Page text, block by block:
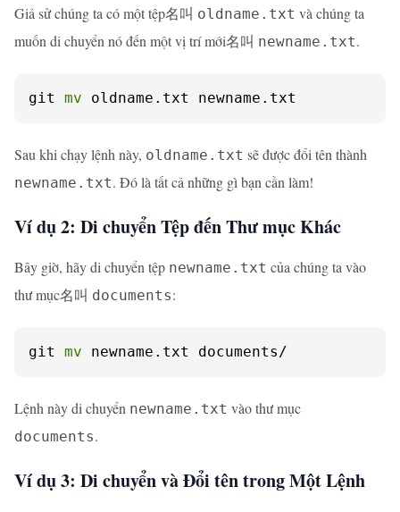
Giả sử chúng ta có một tệp名叫 oldname.txt và chúng ta
muốn di chuyển nó đến một vị trí mới名叫 newname.txt.
git mv oldname.txt newname.txt
Sau khi chạy lệnh này, oldname.txt sẽ được đổi tên thành
newname.txt. Đó là tất cả những gì bạn cần làm!
Ví dụ 2: Di chuyển Tệp đến Thư mục Khác
Bây giờ, hãy di chuyển tệp newname.txt của chúng ta vào
thư mục名叫 documents:
git mv newname.txt documents/
Lệnh này di chuyển newname.txt vào thư mục
documents.
Ví dụ 3: Di chuyển và Đổi tên trong Một Lệnh